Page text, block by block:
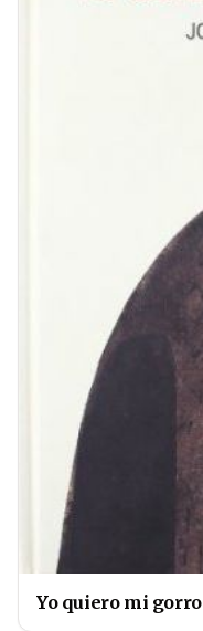
Yo quiero mi gorro